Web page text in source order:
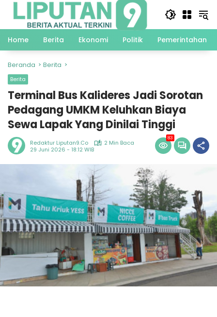
Langsung
Home
Berita Ekonomi Politik Pemerintahan
Beranda Berita
Berita
Terminal Bus Kalideres Jadi Sorotan
Pedagang UMKM Keluhkan Biaya
Sewa Lapak Yang Dinilai Tinggi
Redaktur Liputan9.co
2 Min Baca
29 Juni 2026 - 18:12 WIB
83